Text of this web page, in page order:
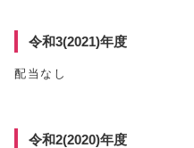
令和3(2021)年度
配当なし
令和2(2020)年度